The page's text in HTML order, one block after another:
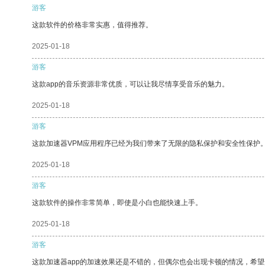
游客
这款软件的价格非常实惠，值得推荐。
2025-01-18
游客
这款app的音乐资源非常优质，可以让我尽情享受音乐的魅力。
2025-01-18
游客
这款加速器VPM应用程序已经为我们带来了无限的隐私保护和安全性保护。
2025-01-18
游客
这款软件的操作非常简单，即使是小白也能快速上手。
2025-01-18
游客
这款加速器app的加速效果还是不错的，但偶尔也会出现卡顿的情况，希望